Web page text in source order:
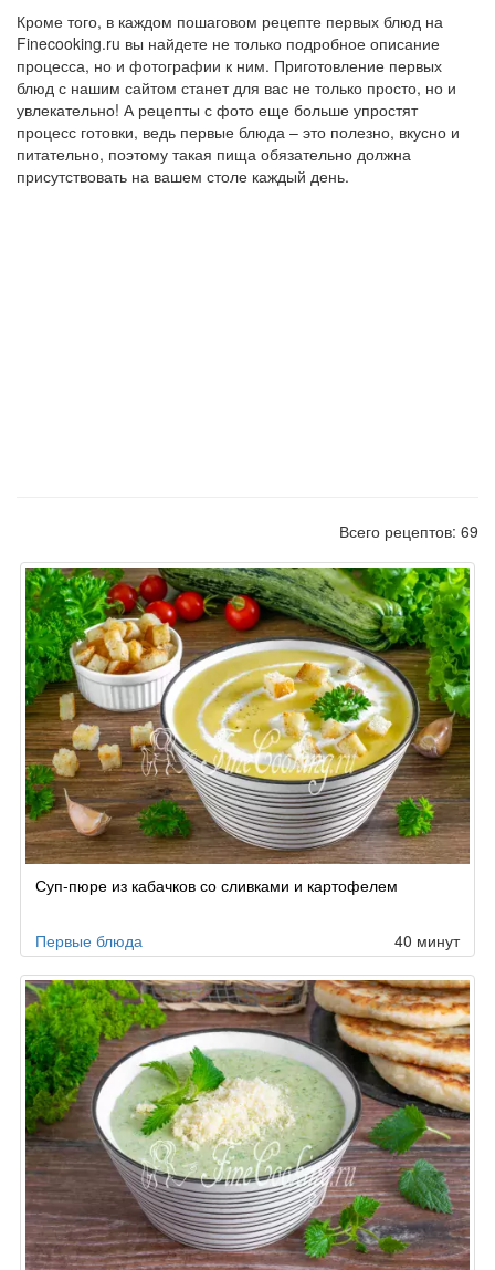
Кроме того, в каждом пошаговом рецепте первых блюд на
Finecooking.ru вы найдете не только подробное описание
процесса, но и фотографии к ним. Приготовление первых
блюд с нашим сайтом станет для вас не только просто, но и
увлекательно! А рецепты с фото еще больше упростят
процесс готовки, ведь первые блюда – это полезно, вкусно и
питательно, поэтому такая пища обязательно должна
присутствовать на вашем столе каждый день.
Всего рецептов: 69
Суп-пюре из кабачков со сливками и картофелем
Первые блюда 40 минут